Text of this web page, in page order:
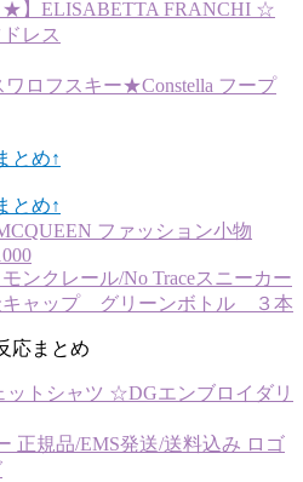
★】ELISABETTA FRANCHI ☆
レス
ワロフスキー★Constella フープ
とめ↑
とめ↑
ファッション小物
モンクレール/No Traceスニーカー
キャップ グリーンボトル ３本
応まとめ
ットシャツ ☆DGエンブロイダリ
正規品/EMS発送/送料込み ロゴ